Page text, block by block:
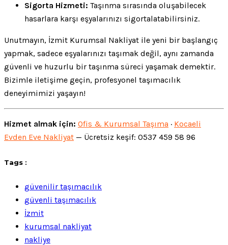
Sigorta Hizmeti: Taşınma sırasında oluşabilecek
hasarlara karşı eşyalarınızı sigortalatabilirsiniz.
Unutmayın, İzmit Kurumsal Nakliyat ile yeni bir başlangıç
yapmak, sadece eşyalarınızı taşımak değil, aynı zamanda
güvenli ve huzurlu bir taşınma süreci yaşamak demektir.
Bizimle iletişime geçin, profesyonel taşımacılık
deneyimimizi yaşayın!
Hizmet almak için: Ofis & Kurumsal Taşıma · Kocaeli
Evden Eve Nakliyat — Ücretsiz keşif: 0537 459 58 96
Tags :
güvenilir taşımacılık
güvenli taşımacılık
İzmit
kurumsal nakliyat
nakliye